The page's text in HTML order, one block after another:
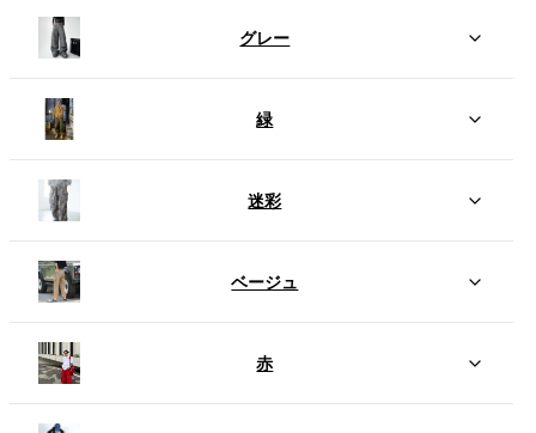
グレー
緑
迷彩
ベージュ
赤